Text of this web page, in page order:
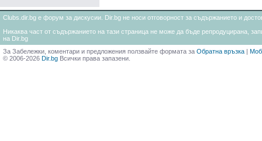
Clubs.dir.bg е форум за дискусии. Dir.bg не носи отговорност за съдържанието и
Никаква част от съдържанието на тази страница не може да бъде репродуцирана,
на Dir.bg
За Забележки, коментари и предложения ползвайте формата за Обратна връзка |
© 2006-2026 Dir.bg Всички права запазени.